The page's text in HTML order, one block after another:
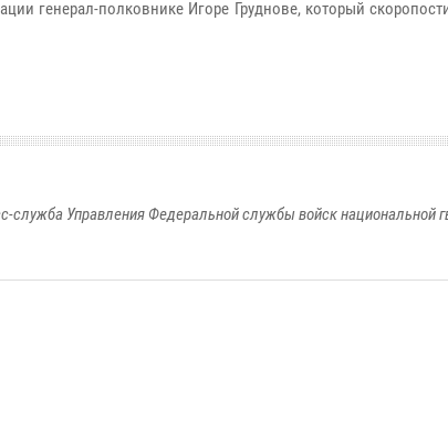
генерал-полковнике Игоре Груднове, который
служба Управления Федеральной службы войск национальной